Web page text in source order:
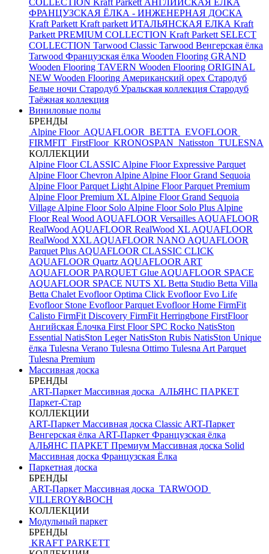
COLLECTION Kraft Parkett АНГЛИЙСКАЯ ЕЛКА
ФРАНЦУЗСКАЯ ЁЛКА - ИНЖЕНЕРНАЯ ДОСКА
Kraft Parkett Kraft parkett ИТАЛЬЯНСКАЯ ЕЛКА Kraft
Parkett PREMIUM COLLECTION Kraft Parkett SELECT
COLLECTION Tarwood Classic Tarwood Венгерская ёлка
Tarwood Французская ёлка Wooden Flooring GRAND
Wooden Flooring TAVERN Wooden Flooring ORIGINAL
NEW Wooden Flooring Американский орех Стародуб
Белые ночи Стародуб Уральская коллекция Стародуб
Таёжная коллекция
Виниловые полы
БРЕНДЫ
Alpine Floor AQUAFLOOR BETTA EVOFLOOR
FIRMFIT FirstFloor KRONOSPAN Natisston TULESNA
КОЛЛЕКЦИИ
Alpine Floor CLASSIC Alpine Floor Expressive Parquet
Alpine Floor Chevron Alpine Alpine Floor Grand Sequoia
Alpine Floor Parquet Light Alpine Floor Parquet Premium
Alpine Floor Premium XL Alpine Floor Grand Sequoia
Village Alpine Floor Solo Alpine Floor Solo Plus Alpine
Floor Real Wood AQUAFLOOR Versailles AQUAFLOOR
RealWood AQUAFLOOR RealWood XL AQUAFLOOR
RealWood XXL AQUAFLOOR NANO AQUAFLOOR
Parquet Plus AQUAFLOOR CLASSIC CLICK
AQUAFLOOR Quartz AQUAFLOOR ART
AQUAFLOOR PARQUET Glue AQUAFLOOR SPACE
AQUAFLOOR SPACE NUTS XL Betta Studio Betta Villa
Betta Chalet Evofloor Optima Click Evofloor Evo Life
Evofloor Stone Evofloor Parquet Evofloor Home FirmFit
Calisto FirmFit Discovery FirmFit Herringbone FirstFloor
Ангийская Ёлочка First Floor SPC Rocko NatisSton
Essential NatisSton LegerNatisSton Rubis NatisSton Unique
ёлка Tulesna Verano Tulesna Ottimo Tulesna Art Parquet
Tulesna Premium
Массивная доска
БРЕНДЫ
ART-Паркет Массивная доска АЛЬЯНС ПАРКЕТ
Паркет-Стар
КОЛЛЕКЦИИ
ART-Паркет Массивная доска Classic ART-Паркет
Венгерская ёлка ART-Паркет Французская ёлка
АЛЬЯНС ПАРКЕТ Премиум Массивная доска Solid
Массивная доска Французская Ёлка
Паркетная доска
БРЕНДЫ
ART-Паркет Массивная доска TARWOOD
VILLEROY&BOCH
КОЛЛЕКЦИИ
Модульный паркет
БРЕНДЫ
KRAFT PARKETT